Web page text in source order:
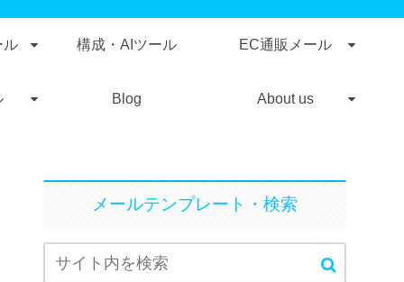
ル 構成・AIツール EC通販メール
Blog About us
メールテンプレート・検索